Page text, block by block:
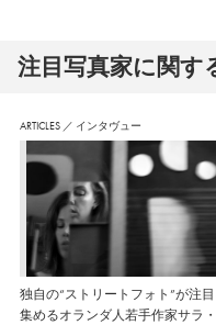
注⽬写真家に関す
ARTICLES ／ インタヴュー
独自の“ストリートフォト”が注
集めるオランダ人若手作家サラ